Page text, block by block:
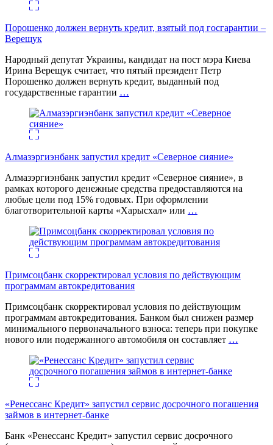
Порошенко должен вернуть кредит, взятый под госгарантии –
Верещук
Народный депутат Украины, кандидат на пост мэра Киева
Ирина Верещук считает, что пятый президент Петр
Порошенко должен вернуть кредит, выданный под
государственные гарантии …
Алмазэргиэнбанк запустил кредит «Северное сияние»
Алмазэргиэнбанк запустил кредит «Северное сияние», в
рамках которого денежные средства предоставляются на
любые цели под 15% годовых. При оформлении
благотворительной карты «Харысхал» или …
Примсоцбанк скорректировал условия по действующим
программам автокредитования
Примсоцбанк скорректировал условия по действующим
программам автокредитования. Банком был снижен размер
минимального первоначального взноса: теперь при покупке
нового или подержанного автомобиля он составляет …
«Ренессанс Кредит» запустил сервис досрочного погашения
займов в интернет-банке
Банк «Ренессанс Кредит» запустил сервис досрочного